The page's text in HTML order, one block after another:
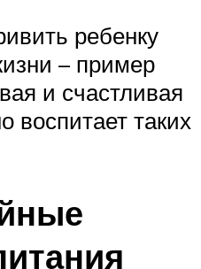
ребенку
– пример
и счастливая
воспитает таких